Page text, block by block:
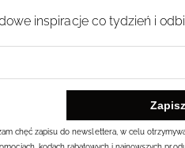
inspiracje co tydzień i
chęć zapisu do newslettera, w celu